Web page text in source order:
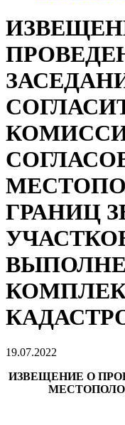
ГРАНИЦ
19.07.2022
ИЗВЕЩЕНИЕ О